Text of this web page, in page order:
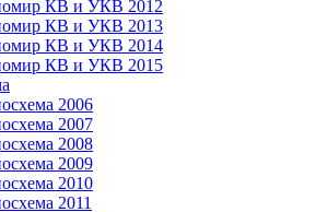
КВ и УКВ 2012
КВ и УКВ 2013
КВ и УКВ 2014
КВ и УКВ 2015
2006
2007
2008
2009
2010
2011